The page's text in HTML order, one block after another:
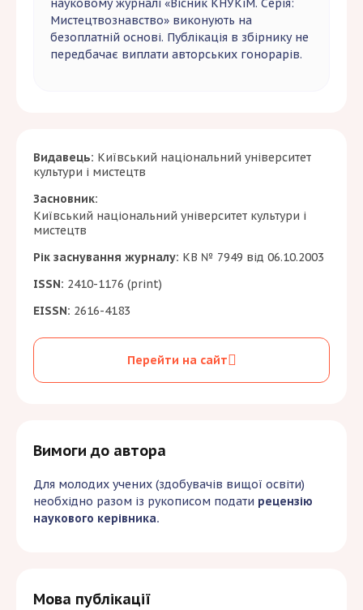
Видавець: Київський національний університет
культури і мистецтв
Засновник:
Київський національний університет культури і
мистецтв
Рік заснування журналу: КВ № 7949 від 06.10.2003
ISSN: 2410-1176 (print)
EISSN: 2616-4183
Перейти на сайт
Вимоги до автора
Для молодих учених (здобувачів вищої освіти)
необхідно разом із рукописом подати рецензію
наукового керівника.
Мова публікації
науковому журналі «Вісник КНУКіМ. Серія:
Мистецтвознавство» виконують на
безоплатній основі. Публікація в збірнику не
передбачає виплати авторських гонорарів.